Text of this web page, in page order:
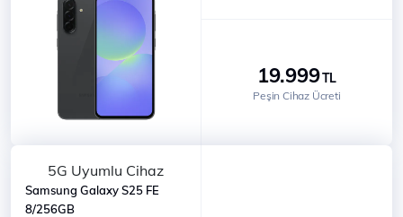
19.999TL
Peşin Cihaz Ücreti
5G Uyumlu Cihaz
Samsung Galaxy S25 FE
8/256GB